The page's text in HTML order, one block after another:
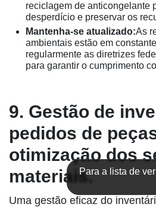
Para a lista de
reciclagem de anticongelante
desperdício e preservar os
Mantenha-se atualizado:As
ambientais estão em
regularmente as diretrizes
para garantir o cumprimento
9. Gestão de
pedidos de
otimização dos
materiais.
Uma gestão eficaz do